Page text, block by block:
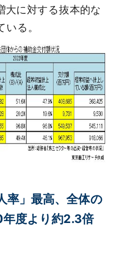
大に対する抜本的な
る。
率」最高、全体の
度より約2.3倍